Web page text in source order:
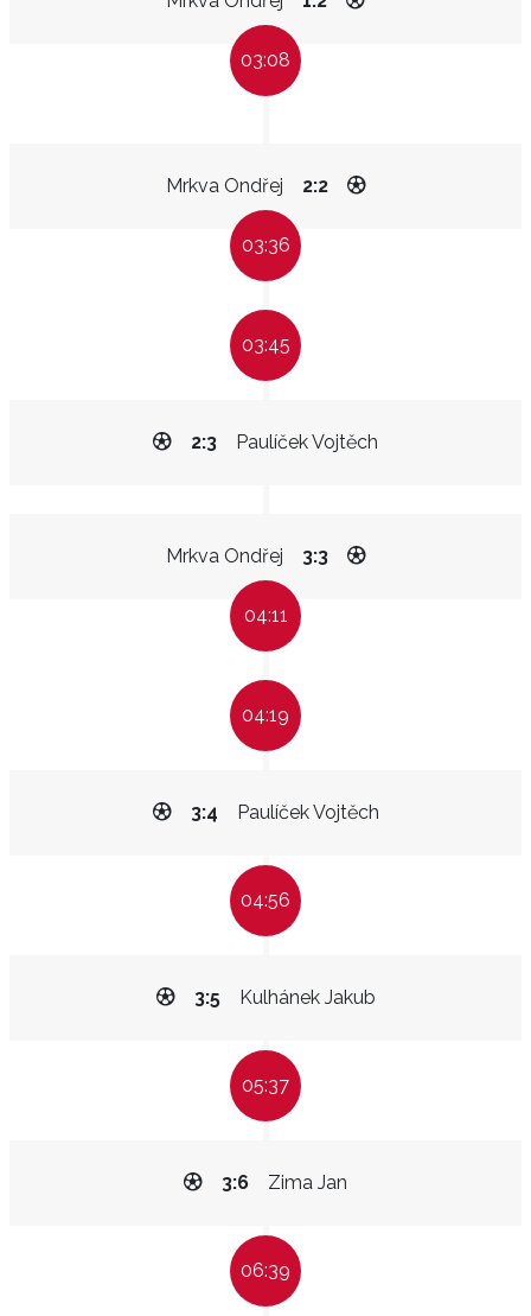
03:08
Mrkva Ondřej 2:2
03:36
03:45
Paulíček Vojtěch
2:3
Mrkva Ondřej 3:3
04:11
04:19
Paulíček Vojtěch
3:4
04:56
Kulhánek Jakub
3:5
05:37
Zima Jan
3:6
06:39